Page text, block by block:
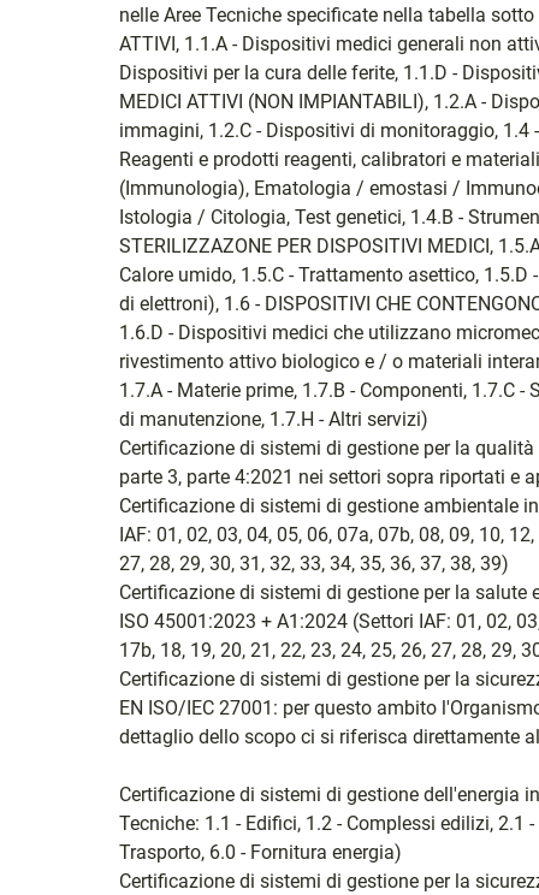
nelle Aree Tecniche specificate nella tabella
ATTIVI, 1.1.A - Dispositivi medici generali non
Dispositivi per la cura delle ferite, 1.1.D -
MEDICI ATTIVI (NON IMPIANTABILI), 1.2.A -
immagini, 1.2.C - Dispositivi di monitoraggio, 1.4 -
Reagenti e prodotti reagenti, calibratori e
(Immunologia), Ematologia / emostasi /
Istologia / Citologia, Test genetici, 1.4.B -
STERILIZZAZONE PER DISPOSITIVI MEDICI,
Calore umido, 1.5.C - Trattamento asettico,
di elettroni), 1.6 - DISPOSITIVI CHE
1.6.D - Dispositivi medici che utilizzano
rivestimento attivo biologico e / o materiali
1.7.A - Materie prime, 1.7.B - Componenti, 1.7.C
di manutenzione, 1.7.H - Altri servizi)
Certificazione di sistemi di gestione per la
parte 3, parte 4:2021 nei settori sopra riportati e
Certificazione di sistemi di gestione ambientale
IAF: 01, 02, 03, 04, 05, 06, 07a, 07b, 08, 09, 10,
27, 28, 29, 30, 31, 32, 33, 34, 35, 36, 37, 38, 39)
Certificazione di sistemi di gestione per la
ISO 45001:2023 + A1:2024 (Settori IAF: 01, 02,
17b, 18, 19, 20, 21, 22, 23, 24, 25, 26, 27, 28, 29,
Certificazione di sistemi di gestione per la
EN ISO/IEC 27001: per questo ambito
dettaglio dello scopo ci si riferisca direttamente
Certificazione di sistemi di gestione dell'energia
Tecniche: 1.1 - Edifici, 1.2 - Complessi edilizi, 2.1
Trasporto, 6.0 - Fornitura energia)
Certificazione di sistemi di gestione per la